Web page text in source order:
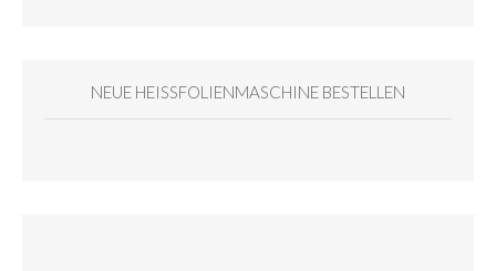
NEUE HEISSFOLIENMASCHINE BESTELLEN